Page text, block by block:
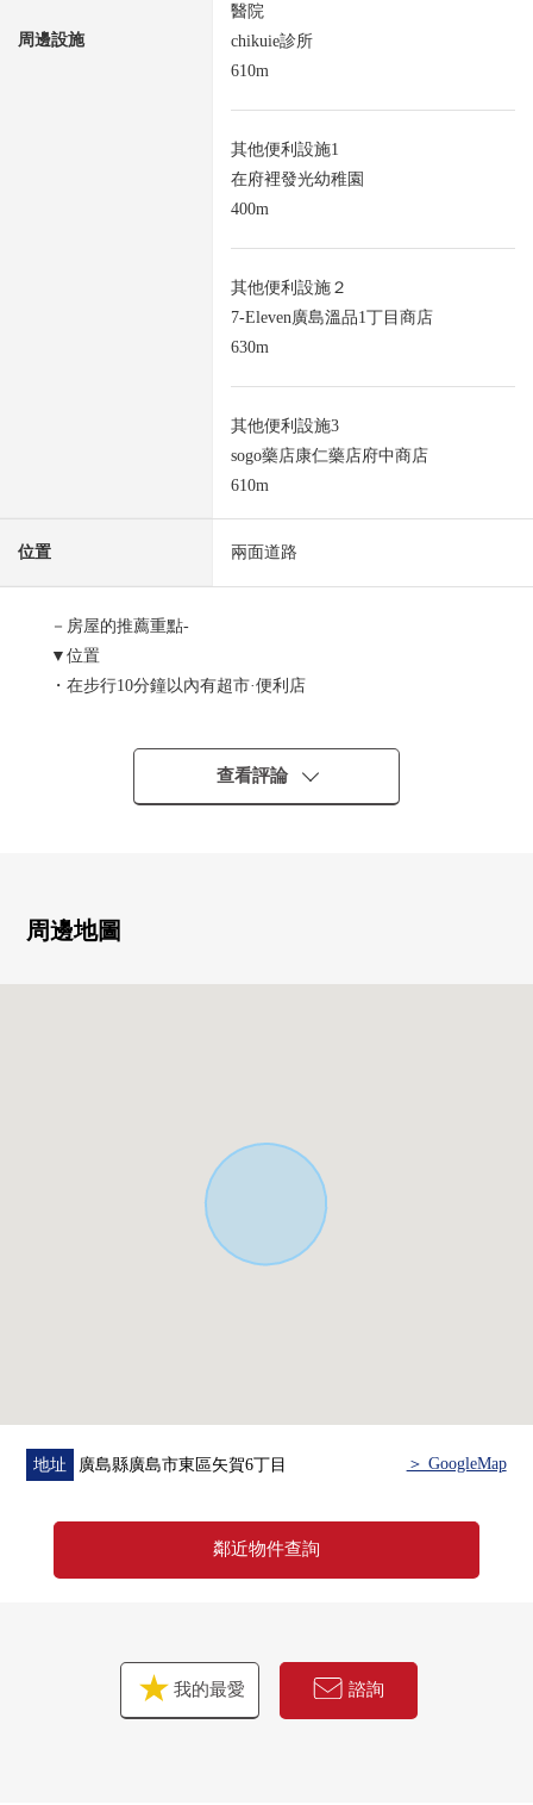
周邊設施
醫院
chikuie診所
610m
其他便利設施1
在府裡發光幼稚園
400m
其他便利設施２
7-Eleven廣島溫品1丁目商店
630m
其他便利設施3
sogo藥店康仁藥店府中商店
610m
位置 兩面道路
－房屋的推薦重點-
▼位置
・在步行10分鐘以內有超市·便利店
・是5LDK的透天房。
・有壁龕、內障礙孩子并且約6張榻榻米和式房間
・鞋櫃、地板下邊儲藏室等的豐富的存儲空間
查看評論
周邊地圖
地址 廣島縣廣島市東區矢賀6丁目 ＞ GoogleMap
鄰近物件查詢
我的最愛 諮詢